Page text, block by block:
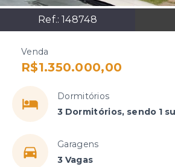
Ref.:148748
Venda
R$1.350.000,00
Dormitórios
3 Dormitórios, sendo 1
Garagens
3 Vagas